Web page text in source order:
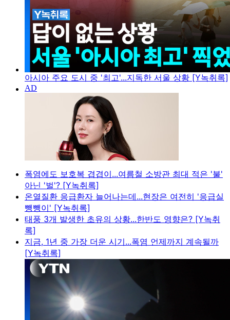
아시아 주요 도시 중 '최고'...지독한 서울 상황 [Y녹취록]
폭염에도 보호복 겹겹이...여름철 소방관 최대 적은 '불'
아닌 '벌'? [Y녹취록]
온열질환 응급환자 늘어나는데...현장은 여전히 '응급실
뺑뺑이' [Y녹취록]
태풍 3개 발생한 초유의 상황...한반도 영향은? [Y녹취
록]
지금, 1년 중 가장 더운 시기...폭염 언제까지 계속될까
[Y녹취록]